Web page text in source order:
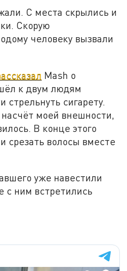
С места скрылись и
Скорую
человеку вызвали
Mash о
к двум людям
стрельнуть сигарету.
моей внешности,
В конце этого
срезать волосы вместе
уже навестили
с ним встретились